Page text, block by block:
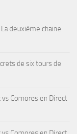
deuxième chaine
de six tours de
vs Comores en Direct